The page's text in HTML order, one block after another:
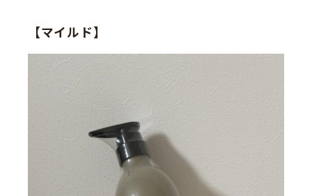
【マイルド】